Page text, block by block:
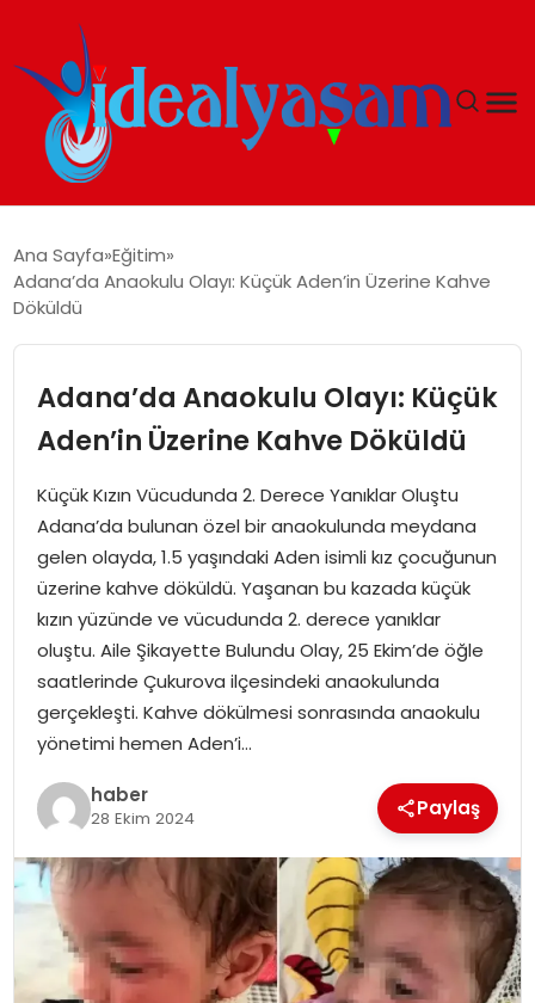
GÜNDEM
İDEAL SPOR
YAŞAM
MAGAZIN
SAĞLIK
SOSYAL HABER
Ana Sayfa Eğitim
Adana’da Anaokulu Olayı: Küçük Aden’in Üzerine Kahve
Döküldü
Adana’da Anaokulu Olayı: Küçük
Aden’in Üzerine Kahve Döküldü
Küçük Kızın Vücudunda 2. Derece Yanıklar Oluştu
Adana’da bulunan özel bir anaokulunda meydana
gelen olayda, 1.5 yaşındaki Aden isimli kız çocuğunun
üzerine kahve döküldü. Yaşanan bu kazada küçük
kızın yüzünde ve vücudunda 2. derece yanıklar
oluştu. Aile Şikayette Bulundu Olay, 25 Ekim’de öğle
saatlerinde Çukurova ilçesindeki anaokulunda
gerçekleşti. Kahve dökülmesi sonrasında anaokulu
yönetimi hemen Aden’i…
haber
28 Ekim 2024 Paylaş